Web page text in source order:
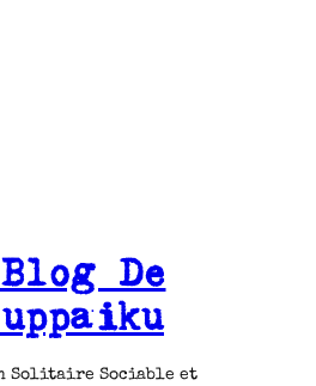
De
Solitaire Sociable et